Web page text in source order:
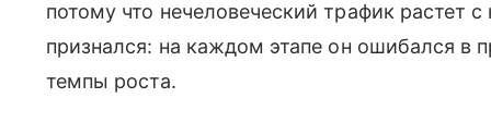
потому что нечеловеческий трафик растет
признался: на каждом этапе он ошибался в
темпы роста.